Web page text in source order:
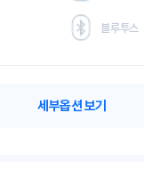
블루투스
세부옵션 보기